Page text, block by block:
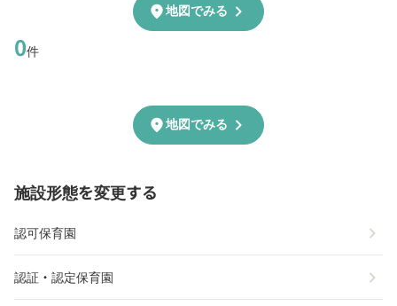
0件
location_on地図でみる chevron_right
location_on地図でみる chevron_right
施設形態を変更する
認可保育園 chevron_right
認証・認定保育園 chevron_right